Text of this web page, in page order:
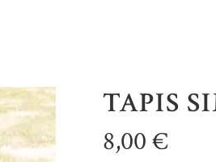
TAPIS
8,00€